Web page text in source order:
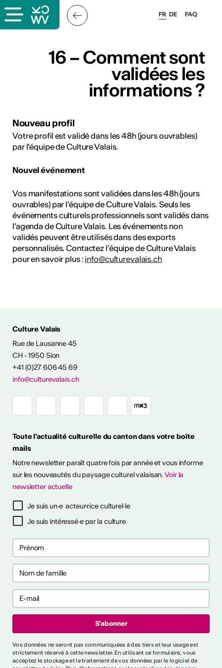
logo
& CONTACT
2024/2025
FAQ
FR DE
16 – Comment sont
validées les
informations ?
Nouveau profil
Votre profil est validé dans les 48h (jours ouvrables)
par l’équipe de Culture Valais.
Nouvel événement
Vos manifestations sont validées dans les 48h (jours
ouvrables) par l’équipe de Culture Valais. Seuls les
événements culturels professionnels sont validés dans
l’agenda de Culture Valais. Les événements non
validés peuvent être utilisés dans des exports
personnalisés. Contactez l’équipe de Culture Valais
pour en savoir plus : info@culturevalais.ch
Culture Valais
Rue de Lausanne 45
CH - 1950 Sion
+41 (0)27 606 45 69
info@culturevalais.ch
Toute l'actualité culturelle du canton dans votre boîte
mails
Notre newsletter paraît quatre fois par année et vous informe
sur les nouveautés du paysage culturel valaisan.Voir la
newsletter actuelle
Je suis un·e acteur·rice culturel·le
Je suis intéressé·e par la culture
Vos données ne seront pas communiquées à des tiers et leur usage est
strictement réservé à cette newsletter. En utilisant ce formulaire, vous
acceptez le stockage et le traitement de vos données par le logiciel de